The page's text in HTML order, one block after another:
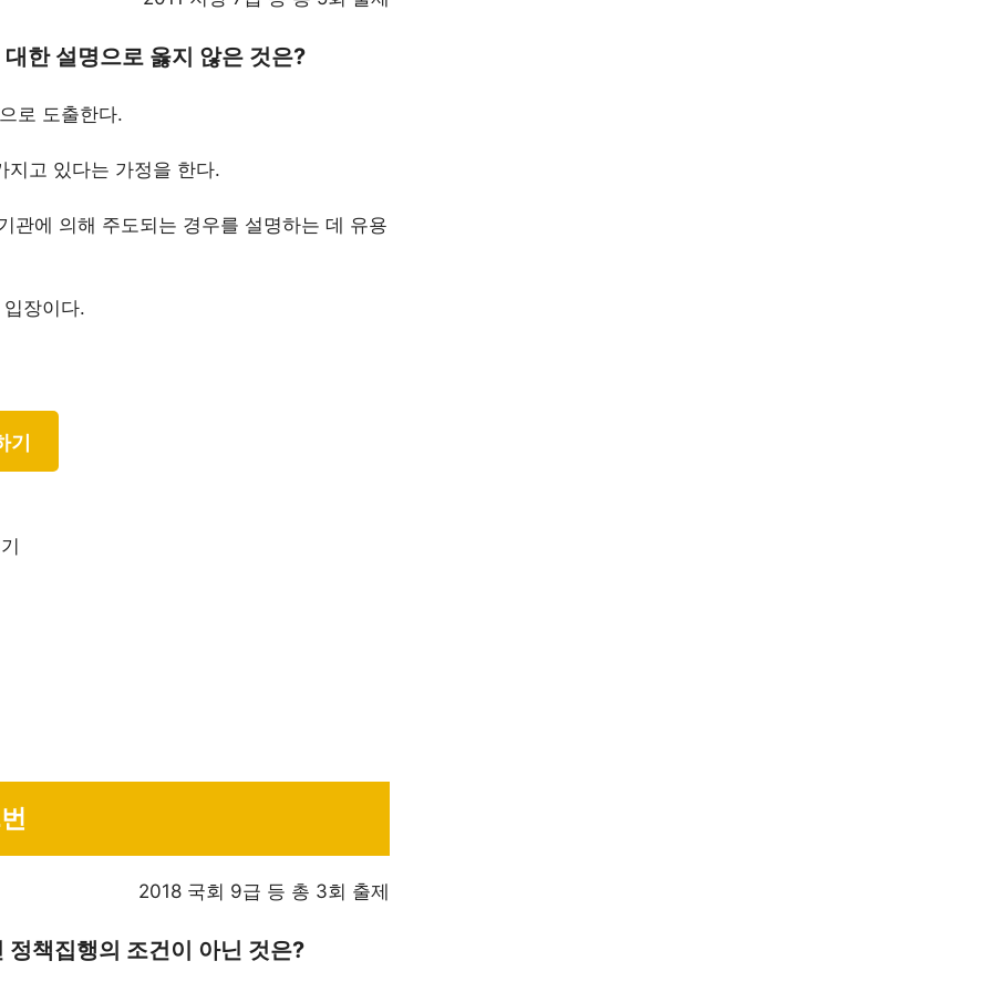
한 설명으로 옳지 않은 것은?
로 도출한다.
고 있다는 가정을 한다.
관에 의해 주도되는 경우를 설명하는 데 유용
장이다.
2018 국회 9급 등 총 3회 출제
책집행의 조건이 아닌 것은?